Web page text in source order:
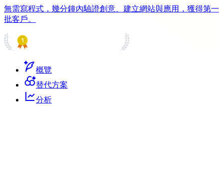
無需寫程式，幾分鐘內驗證創意、建立網站與應用，獲得第一
批客戶。
概覽
替代方案
分析